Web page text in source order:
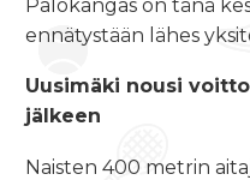
Palokangas on tänä
ennätystään lähes
Uusimäki nousi
jälkeen
Naisten 400 metrin